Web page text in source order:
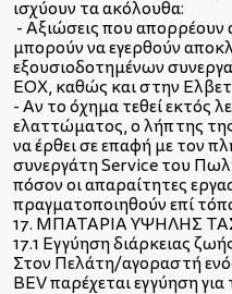
ισχύουν τα ακόλουθα:
- Αξιώσεις που
μπορούν να εγερθούν
εξουσιοδοτημένων
EΟΧ, καθώς και στην
- Αν το όχημα τεθεί εκτός
ελαττώματος, ο λήπτης
να έρθει σε επαφή με τον
συνεργάτη Service του
πόσον οι απαραίτητες
πραγματοποιηθούν επί
17. ΜΠΑΤΑΡΙΑ ΥΨΗΛΗΣ
17.1 Εγγύηση διάρκειας
Στον Πελάτη/αγοραστή
BEV παρέχεται εγγύηση